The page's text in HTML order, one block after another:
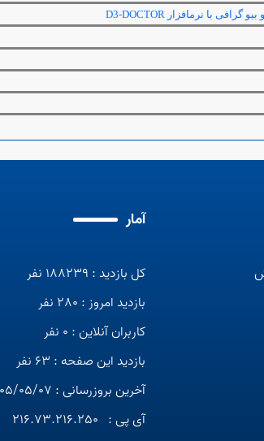
گرافی با نرمافزار D3-DOCTOR
آمار
کل بازدید : 188239 نفر
بازدید امروز : 280 نفر
کاربران آنلاین : 0 نفر
بازدید این صفحه : 63 نفر
آخرین بروزرسانی : 1405/05/07 09:17
آی پی : 216.73.216.250